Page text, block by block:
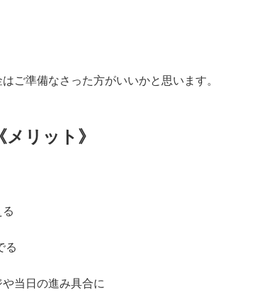
ご準備なさった方がいいかと思います。
リット》
る
当日の進み具合に